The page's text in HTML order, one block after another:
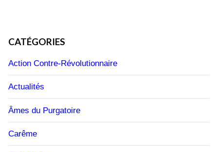
CATÉGORIES
Action Contre-Révolutionnaire
Actualités
Âmes du Purgatoire
Carême